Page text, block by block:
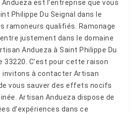
est l’entreprise que vous
Philippe Du Seignal dans le
ramoneurs qualifiés. Ramonage
justement dans le domaine
Andueza à Saint Philippe Du
33220. C’est pour cette raison
invitons à contacter Artisan
vous sauver des effets nocifs
Artisan Andueza dispose de
d’expériences dans ce